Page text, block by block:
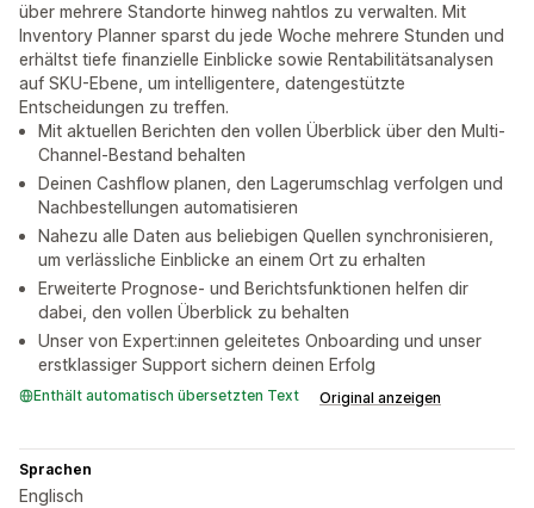
über mehrere Standorte hinweg nahtlos zu verwalten. Mit
Inventory Planner sparst du jede Woche mehrere Stunden und
erhältst tiefe finanzielle Einblicke sowie Rentabilitätsanalysen
auf SKU-Ebene, um intelligentere, datengestützte
Entscheidungen zu treffen.
Mit aktuellen Berichten den vollen Überblick über den Multi-
Channel-Bestand behalten
Deinen Cashflow planen, den Lagerumschlag verfolgen und
Nachbestellungen automatisieren
Nahezu alle Daten aus beliebigen Quellen synchronisieren,
um verlässliche Einblicke an einem Ort zu erhalten
Erweiterte Prognose- und Berichtsfunktionen helfen dir
dabei, den vollen Überblick zu behalten
Unser von Expert:innen geleitetes Onboarding und unser
erstklassiger Support sichern deinen Erfolg
Enthält automatisch übersetzten Text Original anzeigen
Sprachen
Englisch